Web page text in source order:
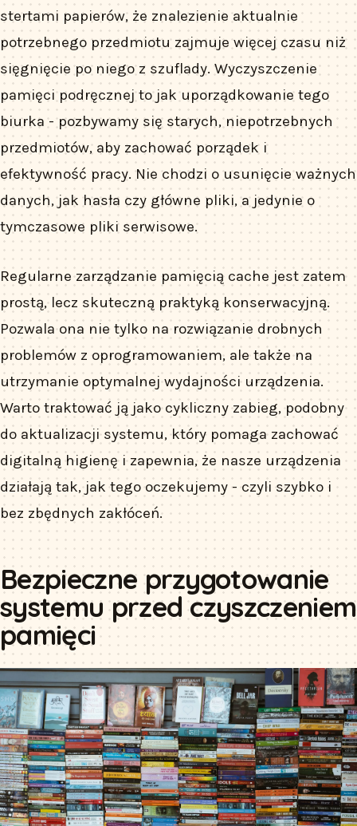
stertami papierów, że znalezienie aktualnie
potrzebnego przedmiotu zajmuje więcej czasu niż
sięgnięcie po niego z szuflady. Wyczyszczenie
pamięci podręcznej to jak uporządkowanie tego
biurka - pozbywamy się starych, niepotrzebnych
przedmiotów, aby zachować porządek i
efektywność pracy. Nie chodzi o usunięcie ważnych
danych, jak hasła czy główne pliki, a jedynie o
tymczasowe pliki serwisowe.
Regularne zarządzanie pamięcią cache jest zatem
prostą, lecz skuteczną praktyką konserwacyjną.
Pozwala ona nie tylko na rozwiązanie drobnych
problemów z oprogramowaniem, ale także na
utrzymanie optymalnej wydajności urządzenia.
Warto traktować ją jako cykliczny zabieg, podobny
do aktualizacji systemu, który pomaga zachować
digitalną higienę i zapewnia, że nasze urządzenia
działają tak, jak tego oczekujemy - czyli szybko i
bez zbędnych zakłóceń.
Bezpieczne przygotowanie
systemu przed czyszczeniem
pamięci